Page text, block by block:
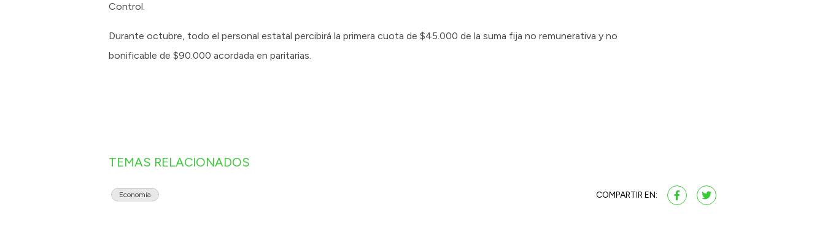
Control.
Durante octubre, todo el personal estatal percibirá la primera cuota de $45.000 de la suma fija no remunerativa y no
bonificable de $90.000 acordada en paritarias.
TEMAS RELACIONADOS
Economía COMPARTIR EN: